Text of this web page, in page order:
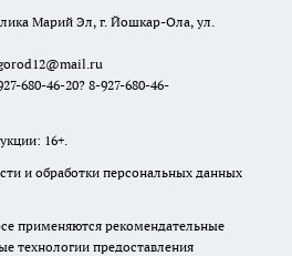
Марий Эл, г. Йошкар-Ола, ул.
680-46-20? 8-927-680-46-
16+.
и обработки персональных данных
применяются рекомендательные
технологии предоставления